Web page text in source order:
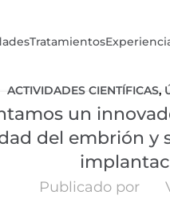
Tratamientos
ACTIVIDADES CIENTÍFICAS,
un
del embrión y
Publicado por